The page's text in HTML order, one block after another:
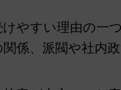
けやすい理由の一
係、派閥や社内